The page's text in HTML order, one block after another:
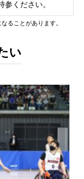
参ください。
ることがあります。
い